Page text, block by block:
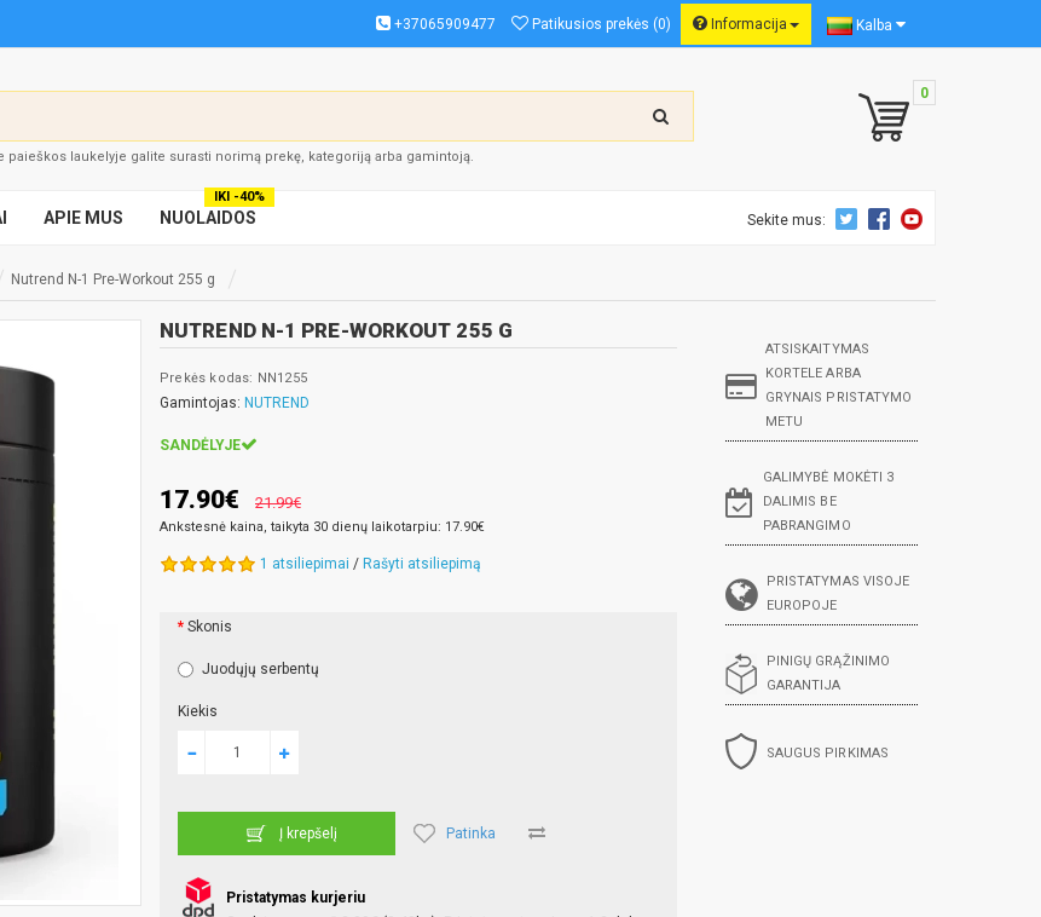
+37065909477 Patikusios prekės (0) Informacija Kalba
paieškos laukelyje galite surasti norimą prekę, kategoriją arba gamintoją.
0
APIE MUS NUOLAIDOS
IKI -40%
Sekite mus:
Nutrend N-1 Pre-Workout 255 g
NUTREND N-1 PRE-WORKOUT 255 G
Prekės kodas: NN1255
Gamintojas: NUTREND
SANDĖLYJE
17.90€ 21.99€
Ankstesnė kaina, taikyta 30 dienų laikotarpiu: 17.90€
1 atsiliepimai / Rašyti atsiliepimą
Skonis
Juodųjų serbentų
Kiekis
Į krepšelį Patinka
Pristatymas kurjeriu
ATSISKAITYMAS
KORTELE ARBA
GRYNAIS PRISTATYMO
METU
GALIMYBĖ MOKĖTI 3
DALIMIS BE
PABRANGIMO
PRISTATYMAS VISOJE
EUROPOJE
PINIGŲ GRĄŽINIMO
GARANTIJA
SAUGUS PIRKIMAS